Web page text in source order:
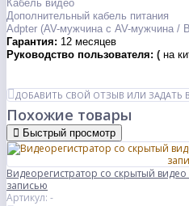
Кабель видео
Дополнительный кабель питания
Adpter (AV-мужчина с AV-мужчина /
Гарантия: 12 месяцев
Руководство пользователя: ( на
ДОБАВИТЬ СВОЙ ОТЗЫВ ИЛИ ЗАДАТЬ
Похожие товары
Быстрый просмотр
Видеорегистратор со скрытый
записью
Артикул: -